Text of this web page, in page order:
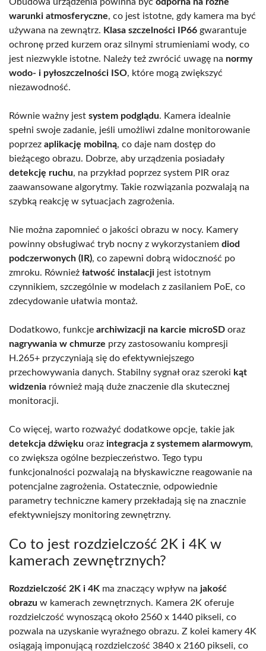
warunki atmosferyczne, co jest istotne, gdy kamera ma być
używana na zewnątrz. Klasa szczelności IP66 gwarantuje
ochronę przed kurzem oraz silnymi strumieniami wody, co
jest niezwykle istotne. Należy też zwrócić uwagę na normy
wodo- i pyłoszczelności ISO, które mogą zwiększyć
niezawodność.
Równie ważny jest system podglądu. Kamera idealnie
spełni swoje zadanie, jeśli umożliwi zdalne monitorowanie
poprzez aplikację mobilną, co daje nam dostęp do
bieżącego obrazu. Dobrze, aby urządzenia posiadały
detekcję ruchu, na przykład poprzez system PIR oraz
zaawansowane algorytmy. Takie rozwiązania pozwalają na
szybką reakcję w sytuacjach zagrożenia.
Nie można zapomnieć o jakości obrazu w nocy. Kamery
powinny obsługiwać tryb nocny z wykorzystaniem diod
podczerwonych (IR), co zapewni dobrą widoczność po
zmroku. Również łatwość instalacji jest istotnym
czynnikiem, szczególnie w modelach z zasilaniem PoE, co
zdecydowanie ułatwia montaż.
Dodatkowo, funkcje archiwizacji na karcie microSD oraz
nagrywania w chmurze przy zastosowaniu kompresji
H.265+ przyczyniają się do efektywniejszego
przechowywania danych. Stabilny sygnał oraz szeroki kąt
widzenia również mają duże znaczenie dla skutecznej
monitoracji.
Co więcej, warto rozważyć dodatkowe opcje, takie jak
detekcja dźwięku oraz integracja z systemem alarmowym,
co zwiększa ogólne bezpieczeństwo. Tego typu
funkcjonalności pozwalają na błyskawiczne reagowanie na
potencjalne zagrożenia. Ostatecznie, odpowiednie
parametry techniczne kamery przekładają się na znacznie
efektywniejszy monitoring zewnętrzny.
Co to jest rozdzielczość 2K i 4K w
kamerach zewnętrznych?
Rozdzielczość 2K i 4K ma znaczący wpływ na jakość
obrazu w kamerach zewnętrznych. Kamera 2K oferuje
rozdzielczość wynoszącą około 2560 x 1440 pikseli, co
pozwala na uzyskanie wyraźnego obrazu. Z kolei kamery 4K
osiągają imponującą rozdzielczość 3840 x 2160 pikseli, co